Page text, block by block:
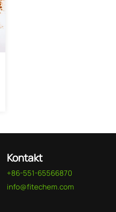
Kontakt
+86-551-65566870
info@fitechem.com